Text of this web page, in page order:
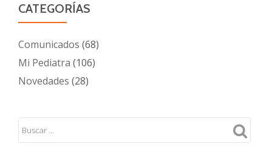
CATEGORÍAS
Comunicados (68)
Mi Pediatra (106)
Novedades (28)